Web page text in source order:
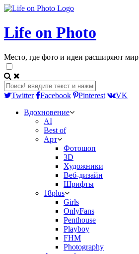
Life on Photo
Место, где фото и идеи расширяют мир
Twitter Facebook Pinterest
VK
Вдохновение
AI
Best of
Арт
Фотошоп
3D
Художники
Веб-дизайн
Шрифты
18plus
Girls
OnlyFans
Penthouse
Playboy
FHM
Photography